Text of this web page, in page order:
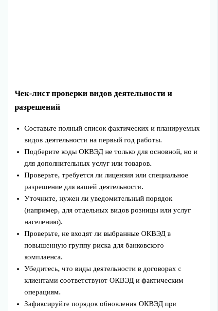
Чек-лист проверки видов деятельности и
разрешений
Составьте полный список фактических и планируемых
видов деятельности на первый год работы.
Подберите коды ОКВЭД не только для основной, но и
для дополнительных услуг или товаров.
Проверьте, требуется ли лицензия или специальное
разрешение для вашей деятельности.
Уточните, нужен ли уведомительный порядок
(например, для отдельных видов розницы или услуг
населению).
Проверьте, не входят ли выбранные ОКВЭД в
повышенную группу риска для банковского
комплаенса.
Убедитесь, что виды деятельности в договорах с
клиентами соответствуют ОКВЭД и фактическим
операциям.
Зафиксируйте порядок обновления ОКВЭД при